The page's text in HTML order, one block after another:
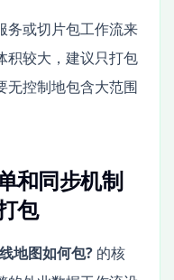
务或切片包工作流来
积较大，建议只打包
无控制地包含大范围
和同步机制
包
地图如何包? 的核